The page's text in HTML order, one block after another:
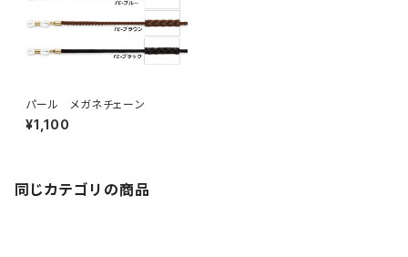
パール メガネチェーン
¥1,100
同じカテゴリの商品